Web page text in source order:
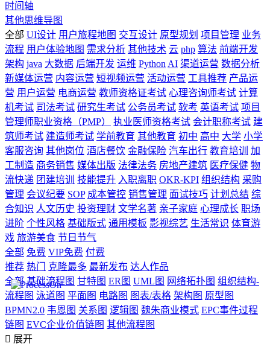
时间轴
其他思维导图
全部 UI设计 用户旅程地图 交互设计 原型规划 项目管理 业务
流程 用户体验地图 需求分析 其他技术 云 php 算法 前端开发
架构 java 大数据 后端开发 运维 Python AI 渠道运营 数据分析
新媒体运营 内容运营 短视频运营 活动运营 工具推荐 产品运
营 用户运营 电商运营 教师资格证考试 心理咨询师考试 计算
机考试 司法考试 研究生考试 公务员考试 软考 英语考试 项目
管理师职业资格（PMP）
执业医师资格考试 会计职称考试 建
筑师考试 建造师考试 学前教育 其他教育 初中 高中 大学 小学
客服咨询 其他岗位 酒店餐饮 金融保险 汽车出行 教育培训
加
工制造 商务销售 媒体出版 法律法务 房地产建筑 医疗保健 物
流快递 团建培训 技能提升 入职离职 OKR-KPI 组织结构 采购
管理 会议纪要 SOP 成本管控 销售管理 面试技巧 计划总结 综
合知识 人文历史 投资理财 文学名著 亲子家庭 心理成长 职场
进阶 个性风格 基础版式 通用模板 影视综艺 生活常识 体育游
戏 旅游美食 节日节气
全部 免费 VIP免费 付费
推荐 热门 克隆最多 最新发布 达人作品
全部 基础流程图 甘特图 ER图 UML图 网络拓扑图 组织结构-
流程图 泳道图 平面图 电路图 图表/表格 架构图 原型图
BPMN2.0 韦恩图 关系图 逻辑图 魏朱商业模式 EPC事件过程
链图 EVC企业价值链图 其他流程图
 展开